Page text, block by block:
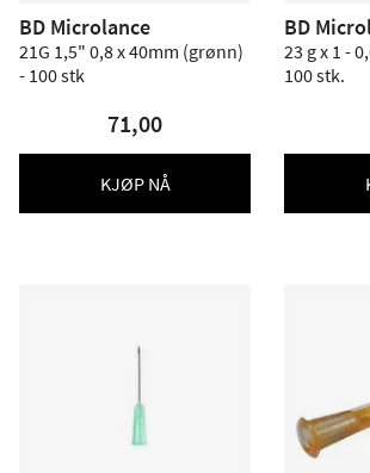
BD Microlance
21G 1,5" 0,8 x 40mm (grønn)
- 100 stk
71,00
KJØP NÅ
BD
23 g x 1 -
100 stk.